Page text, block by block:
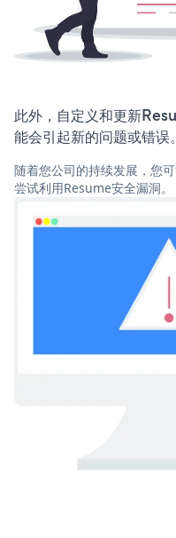
此外，自定义和更新
能会引起新的问题或错误。
随着您公司的持续发展，您
尝试利用Resume安全漏洞。